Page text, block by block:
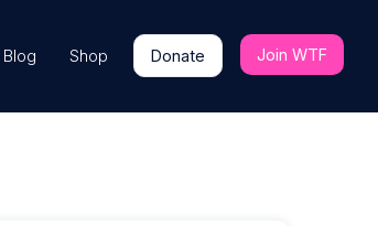
Blog Shop Donate Join WTF